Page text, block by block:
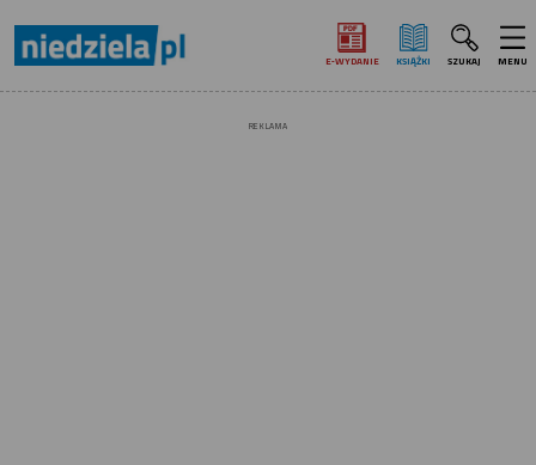
E‑WYDANIE KSIĄŻKI SZUKAJ MENU
REKLAMA